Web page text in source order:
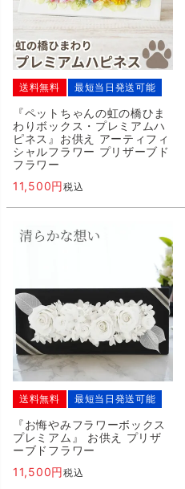
送料無料 最短当日発送可能
『ペットちゃんの虹の橋ひま
わりボックス・プレミアムハ
ピネス』お供え アーティフィ
シャルフラワー プリザーブド
フラワー
11,500
税込
送料無料 最短当日発送可能
『お悔やみフラワーボックス
プレミアム』 お供え プリザ
ーブドフラワー
11,500
税込